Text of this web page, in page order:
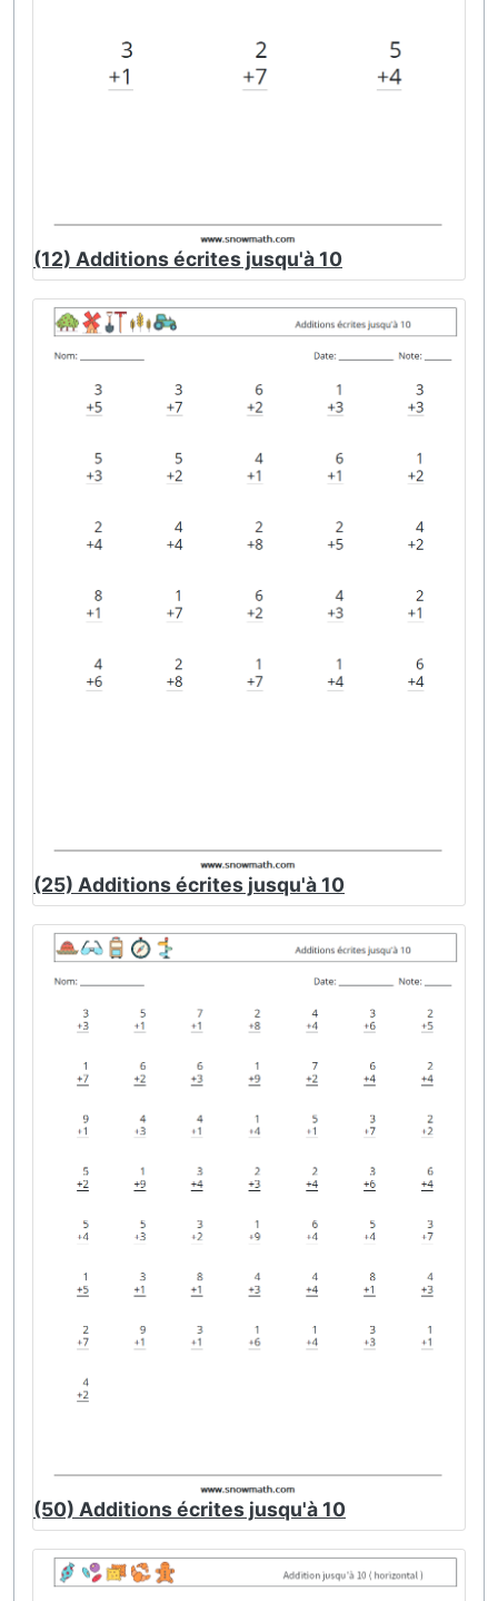
(12) Additions écrites jusqu'à 10
(25) Additions écrites jusqu'à 10
(50) Additions écrites jusqu'à 10